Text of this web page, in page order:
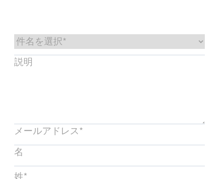
サービス＆サポート
Bronkhorst